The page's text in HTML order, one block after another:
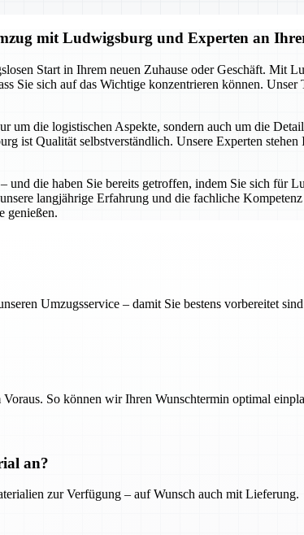
mit Ludwigsburg und Experten an
Start in Ihrem neuen Zuhause oder Geschäft. Mit
Sie sich auf das Wichtige konzentrieren können.
die logistischen Aspekte, sondern auch um die
ist Qualität selbstverständlich. Unsere Experten
die haben Sie bereits getroffen, indem Sie sich für
langjährige Erfahrung und die fachliche
genießen.
Umzugsservice – damit Sie bestens vorbereitet
So können wir Ihren Wunschtermin optimal
an?
zur Verfügung – auf Wunsch auch mit Lieferung.